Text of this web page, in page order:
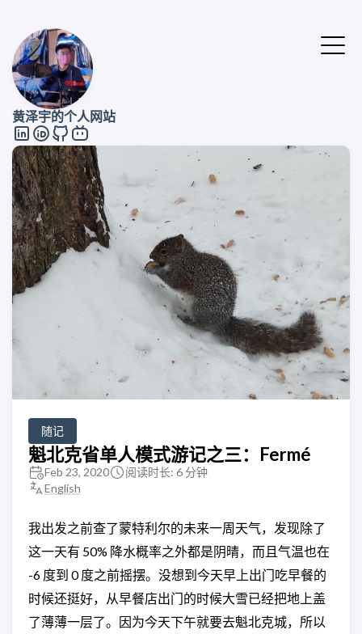
黄泽宇的个人网站
随记
魁北克省单人模式游记之三：Fermé
Feb 23, 2020
阅读时长: 6 分钟
English
我出发之前查了蒙特利尔的未来一周天气，发现除了
这一天有 50% 降水概率之外都是阴晴，而且气温也在
-6 度到 0 度之前摇摆。没想到今天早上出门吃早餐的
时候还挺好，从早餐店出门的时候大雪已经把地上盖
了薄薄一层了。因为今天下午就要去魁北克城，所以